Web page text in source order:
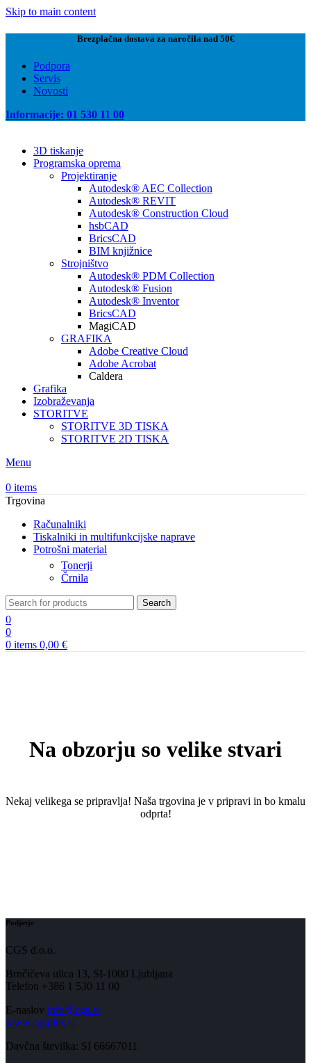
Skip to main content
Brezplačna dostava za naročila nad 50€
Podpora
Servis
Novosti
Informacije: 01 530 11 00
3D tiskanje
Programska oprema
Projektiranje
Autodesk® AEC Collection
Autodesk® REVIT
Autodesk® Construction Cloud
hsbCAD
BricsCAD
BIM knjižnice
Strojništvo
Autodesk® PDM Collection
Autodesk® Fusion
Autodesk® Inventor
BricsCAD
MagiCAD
GRAFIKA
Adobe Creative Cloud
Adobe Acrobat
Caldera
Grafika
Izobraževanja
STORITVE
STORITVE 3D TISKA
STORITVE 2D TISKA
Menu
0 items
Trgovina
Računalniki
Tiskalniki in multifunkcijske naprave
Potrošni material
Tonerji
Črnila
Search
0
0
0 items 0,00 €
Na obzorju so velike stvari
Nekaj ​​velikega se pripravlja! Naša trgovina je v pripravi in ​​bo kmalu
odprta!
Podjetje
CGS d.o.o.
Brnčičeva ulica 13, SI-1000 Ljubljana
Telefon +386 1 530 11 00
E-naslov info@cgs.si
www.cgsplus.si
Davčna številka: SI 66667011